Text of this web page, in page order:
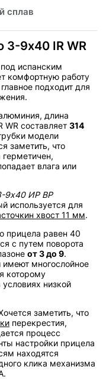
сплав
3-9х40 IR WR
испанским
комфортную работу
подходит для
длина
WR составляет 314
модели
заметить, что
влага или
9х40 ИР ВР
используется для
хвост 11 мм.
прицела равен 40
с путем поворота
от 3 до 9.
имеют многослойное
которому
низкой
заметить, что
перекрестия,
процесс
настройки прицела
находятся
клика механизма